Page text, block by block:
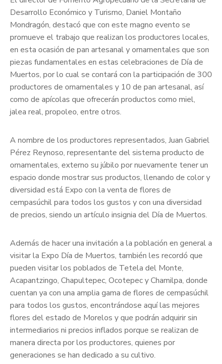
Desarrollo Económico y Turismo, Daniel Montaño
Mondragón, destacó que con este magno evento se
promueve el trabajo que realizan los productores locales,
en esta ocasión de pan artesanal y ornamentales que son
piezas fundamentales en estas celebraciones de Día de
Muertos, por lo cual se contará con la participación de 300
productores de ornamentales y 10 de pan artesanal, así
como de apícolas que ofrecerán productos como miel,
jalea real, propoleo, entre otros.
A nombre de los productores representados, Juan Gabriel
Pérez Reynoso, representante del sistema producto de
ornamentales, externo su júbilo por nuevamente tener un
espacio donde mostrar sus productos, llenando de color y
diversidad está Expo con la venta de flores de
cempasúchil para todos los gustos y con una diversidad
de precios, siendo un artículo insignia del Día de Muertos.
Además de hacer una invitación a la población en general a
visitar la Expo Día de Muertos, también les recordó que
pueden visitar los poblados de Tetela del Monte,
Acapantzingo, Chapultepec, Ocotepec y Chamilpa, donde
cuentan ya con una amplia gama de flores de cempasúchil
para todos los gustos, encontrándose aquí las mejores
flores del estado de Morelos y que podrán adquirir sin
intermediarios ni precios inflados porque se realizan de
manera directa por los productores, quienes por
generaciones se han dedicado a su cultivo.